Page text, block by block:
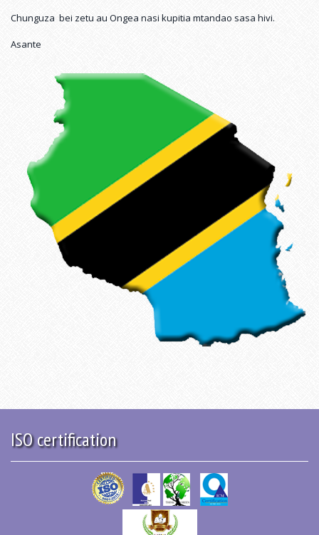
Chunguza bei zetu au Ongea nasi kupitia mtandao sasa hivi.
Asante
ISO certification